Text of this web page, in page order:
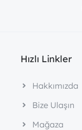
Hızlı Linkler
Hakkımızda
Bize Ulaşın
Mağaza